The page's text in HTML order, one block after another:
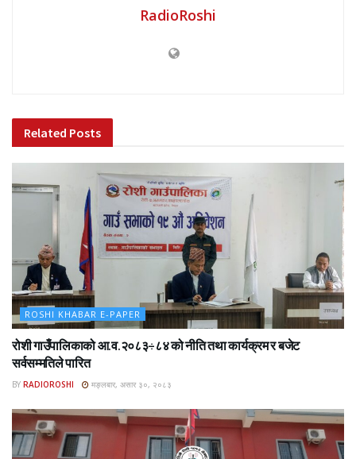
RadioRoshi
Related Posts
ROSHI KHABAR E-PAPER
रोशी गाउँपालिकाको आ.व.२०८३÷८४ को नीति तथा कार्यक्रम र बजेट
सर्वसम्मतिले पारित
BY RADIOROSHI मङ्लबार, असार ३०, २०८३